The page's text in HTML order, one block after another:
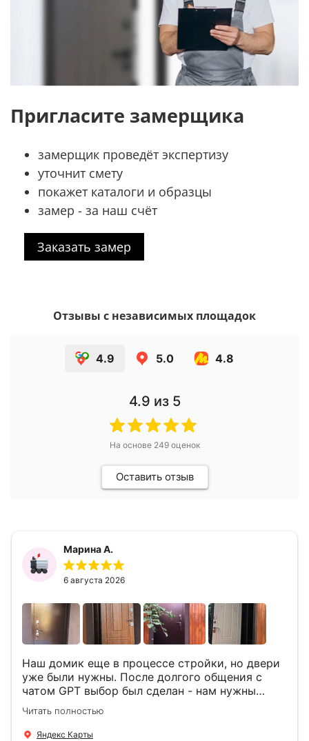
Пригласите замерщика
замерщик проведёт экспертизу
уточнит смету
покажет каталоги и образцы
замер - за наш счёт
Заказать замер
Отзывы с независимых площадок
4.9 5.0 4.8
4.9 из 5
На основе 249оценок
Оставить отзыв
Марина А.
6 августа 2026
Наш домик еще в процессе стройки, но двери
уже были нужны. После долгого общения с
чатом GPT выбор был сделан - нам нужны
двери Аргус Термо Композит, которые нашлись
в компании ДвериОпт . Менеджер Филипп
ответил на все вопросы, посчитал стоимость и
Читать полностью
Яндекс Карты